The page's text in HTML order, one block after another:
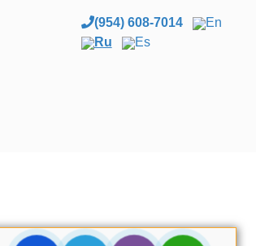
(954) 608-7014
En
Ru
Es